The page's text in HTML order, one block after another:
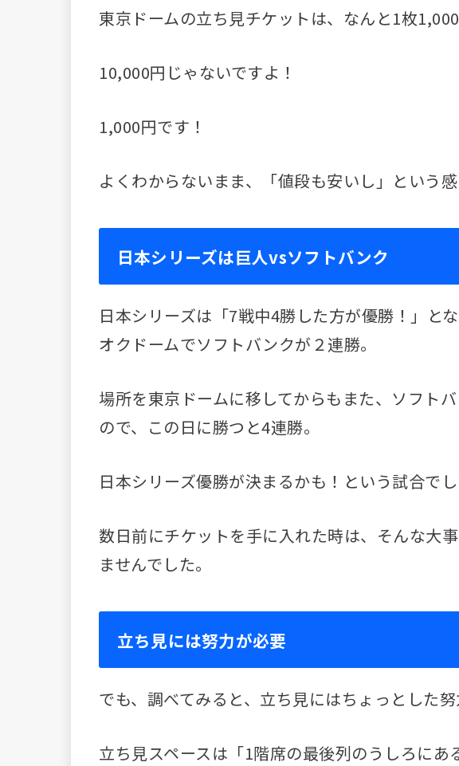
東京ドームの立ち見チケットは、なんと1枚1,000
10,000円じゃないですよ！
1,000円です！
よくわからないまま、「値段も安いし」という感
日本シリーズは巨人vsソフトバンク
日本シリーズは「7戦中4勝した方が優勝！」と
オクドームでソフトバンクが２連勝。
場所を東京ドームに移してからもまた、ソフト
ので、この日に勝つと4連勝。
日本シリーズ優勝が決まるかも！という試合でし
数日前にチケットを手に入れた時は、そんな大
ませんでした。
立ち見には努力が必要
でも、調べてみると、立ち見にはちょっとした努
立ち見スペースは「1階席の最後列のうしろにあ